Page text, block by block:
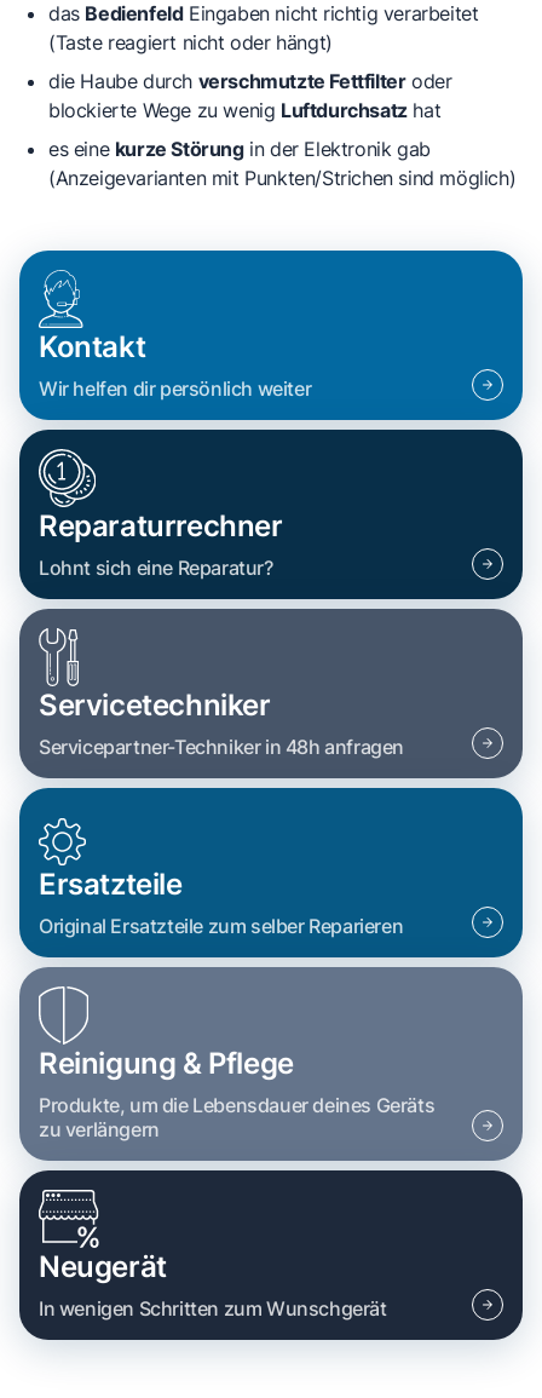
das BedienfeldEingaben nicht richtig verarbeitet
(Taste reagiert nicht oder hängt)
die Haube durch verschmutzte Fettfilteroder
blockierte Wege zu wenig Luftdurchsatzhat
es eine kurze Störungin der Elektronik gab
(Anzeigevarianten mit Punkten/Strichen sind möglich)
Kontakt
Wir helfen dir persönlich weiter
Reparaturrechner
Lohnt sich eine Reparatur?
Servicetechniker
Servicepartner-Techniker in 48h anfragen
Ersatzteile
Original Ersatzteile zum selber Reparieren
Reinigung & Pflege
Produkte, um die Lebensdauer deines Geräts
zu verlängern
Neugerät
In wenigen Schritten zum Wunschgerät